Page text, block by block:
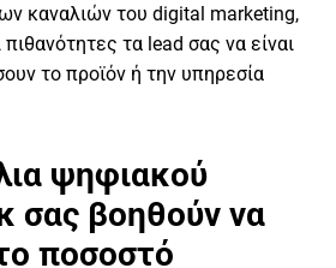
καναλιών του digital marketing,
πιθανότητες τα lead σας να είναι
το προϊόν ή την υπηρεσία
ψηφιακού
σας βοηθούν να
ποσοστό